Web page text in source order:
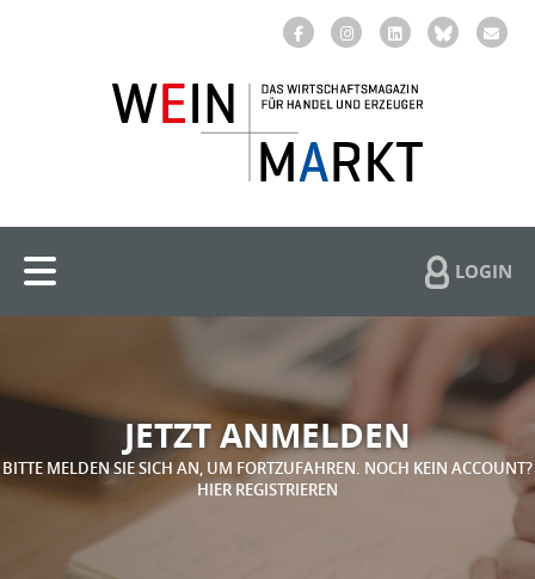
LOGIN
JETZT ANMELDEN
BITTE MELDEN SIE SICH AN, UM FORTZUFAHREN. NOCH KEIN ACCOUNT?
HIER REGISTRIEREN